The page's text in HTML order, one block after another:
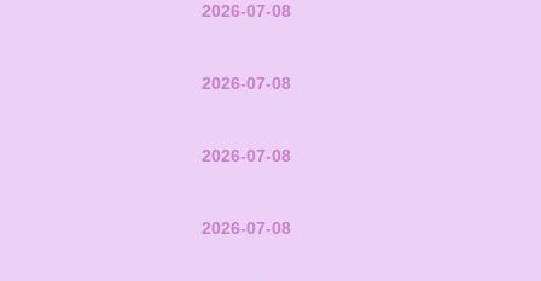
2026-07-08
2026-07-08
2026-07-08
2026-07-08